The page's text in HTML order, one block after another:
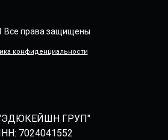
Все права защищены
конфиденциальности
ГРУП"
7024041552